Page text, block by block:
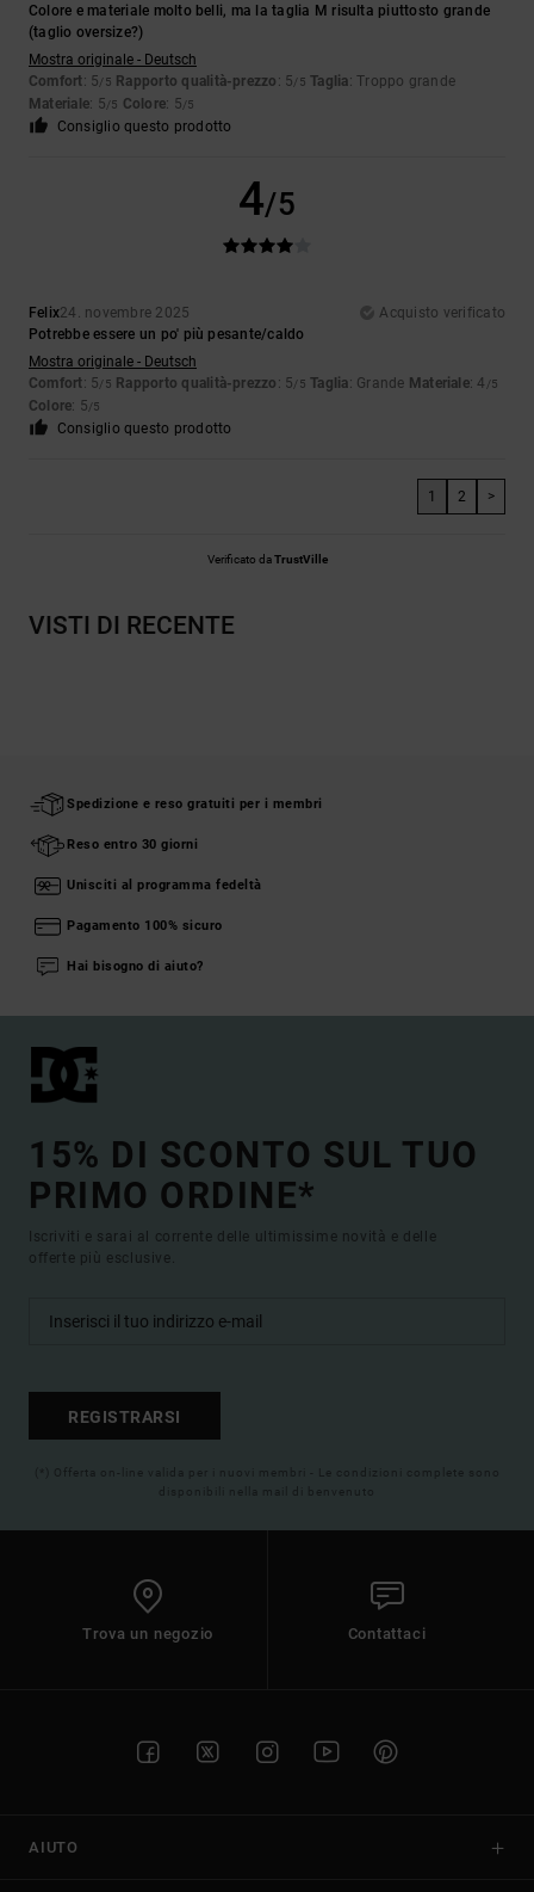
Colore e materiale molto belli, ma la taglia M risulta piuttosto grande
(taglio oversize?)
Mostra originale - Deutsch
Comfort: 5/5 Rapporto qualità-prezzo : 5/5 Taglia: Troppo grande
Materiale: 5/5 Colore: 5/5
Consiglio questo prodotto
4/5
Felix24. novembre 2025
Acquisto verificato
Potrebbe essere un po' più pesante/caldo
Mostra originale - Deutsch
Comfort: 5/5 Rapporto qualità-prezzo : 5/5 Taglia: Grande Materiale: 4 /5
Colore: 5/5
Consiglio questo prodotto
1 2 >
Verificato daTrustVille
VISTI DI RECENTE
Spedizione e reso gratuiti per i membri
Reso entro 30 giorni
Unisciti al programma fedeltà
Pagamento 100% sicuro
Hai bisogno di aiuto?
15% DI SCONTO SUL TUO
PRIMO ORDINE*
Iscriviti e sarai al corrente delle ultimissime novità e delle
offerte più esclusive.
REGISTRARSI
(*) Offerta on-line valida per i nuovi membri - Le condizioni complete sono
disponibili nella mail di benvenuto
Trova un negozio Contattaci
AIUTO